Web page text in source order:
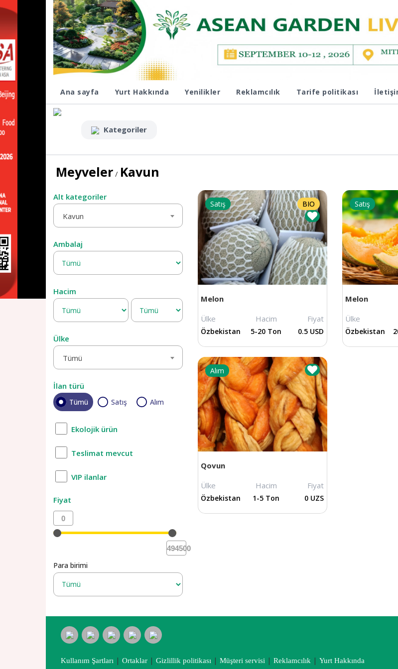
Ana sayfa Yurt Hakkında Yenilikler Reklamcılık Tarife politikası
Kategoriler
Meyveler / Kavun
Alt kategoriler
Kavun
Ambalaj
Hacim
Ülke
Tümü
İlan türü
Tümü Satış Alım
Ekolojik ürün
Teslimat mevcut
VIP ilanlar
Fiyat
0
494500
Para birimi
Satış BIO
Melon
Ülke Hacim Fiyat
Özbekistan 5-20 Ton 0.5 USD
Satış
Melon
Ülke
Özbekistan
Alım
Qovun
Ülke Hacim Fiyat
Özbekistan 1-5 Ton 0 UZS
Kullanım Şartları | Ortaklar | Gizlillik politikası | Müşteri servisi | Reklamcılık | Yurt Hakkında